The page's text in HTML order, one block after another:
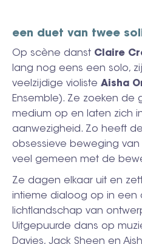
een duet van twee
Op scène danst Claire
lang nog eens een solo,
veelzijdige violiste Aisha
Ensemble). Ze zoeken de
medium op en laten zich
aanwezigheid. Zo heeft
obsessieve beweging van
veel gemeen met de
Ze dagen elkaar uit en
intieme dialoog op in een
lichtlandschap van
Uitgepuurde dans op
Davies, Jack Sheen en